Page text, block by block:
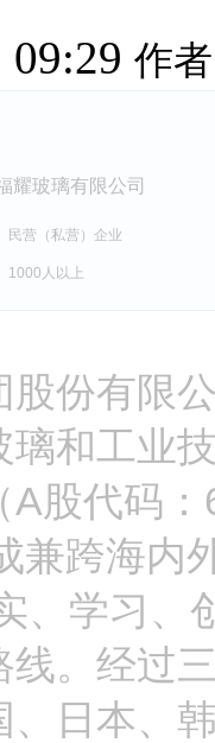
09:29 作
耀玻璃有限公司
民营（私营）企业
1000人以上
份有限
和工业
A股代码
兼跨海内
、学习
线。经过
、日本、